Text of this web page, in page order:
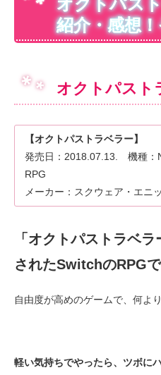
紹介・感想
オクトパスト
【オクトパストラベラー】
発売日：2018.07.13. 機種：
RPG
メーカー：スクウェア・エニ
「オクトパストラベ
されたSwitchのRPGで
自由度が高めのゲームで、何よ
軽い気持ちでやったら、ツボに